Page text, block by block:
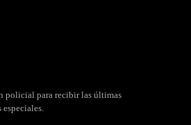
policial para recibir las últimas